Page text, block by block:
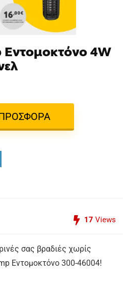
4W
17 Views
σας βραδιές χωρίς
Εντομοκτόνο 300-46004!